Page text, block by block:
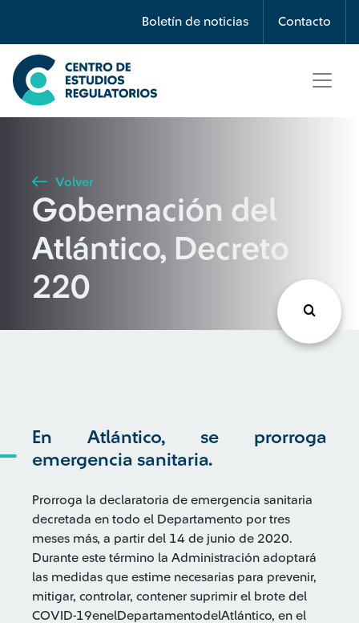
Boletín de noticias Contacto
Búsqueda
Seleccione país
Buscar
Volver
Gobernación del
Atlántico, Decreto
220
En Atlántico, se prorroga
emergencia sanitaria.
Prorroga la declaratoria de emergencia sanitaria
decretada en todo el Departamento por tres
meses más, a partir del 14 de junio de 2020.
Durante este término la Administración adoptará
las medidas que estime necesarias para prevenir,
mitigar, controlar, contener suprimir el brote del
COVID-19enelDepartamentodelAtlántico, en el